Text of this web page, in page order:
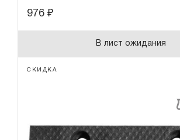
976 ₽
В лист ожидания
СКИДКА